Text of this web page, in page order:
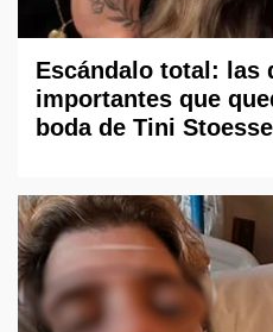
Escándalo total: las
importantes que
boda de Tini